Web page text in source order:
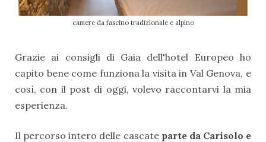
camere da fascino tradizionale e alpino
Grazie ai consigli di Gaia dell'hotel Europeo ho
capito bene come funziona la visita in Val Genova, e
così, con il post di oggi, volevo raccontarvi la mia
esperienza.
Il percorso intero delle cascate parte da Carisolo e